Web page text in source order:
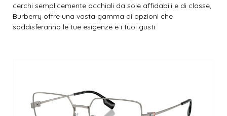
cerchi semplicemente occhiali da sole affidabili e di classe,
Burberry offre una vasta gamma di opzioni che
soddisferanno le tue esigenze e i tuoi gusti.